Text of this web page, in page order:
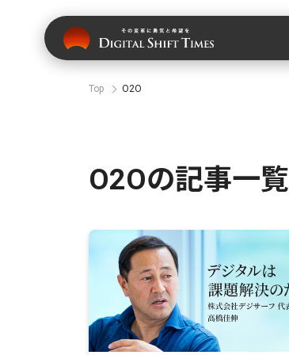
Top O2O
O2Oの記事一覧